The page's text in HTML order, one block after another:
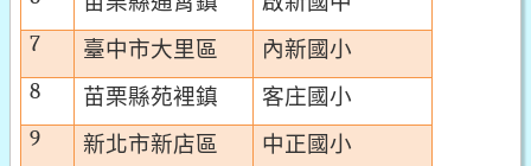
7 臺中市大里區 內新國小
8 苗栗縣苑裡鎮 客庄國小
9 新北市新店區 中正國小